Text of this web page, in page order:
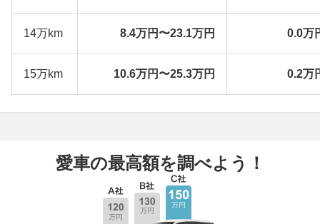
14万km 8.4万円〜23.1万円 0.0万
15万km 10.6万円〜25.3万円 0.2万
愛車の最高額を調べよう！